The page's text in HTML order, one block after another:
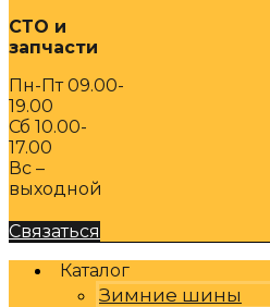
СТО и
запчасти
Пн-Пт 09.00-
19.00
Сб 10.00-
17.00
Вс –
выходной
Связаться
Каталог
Зимние шины